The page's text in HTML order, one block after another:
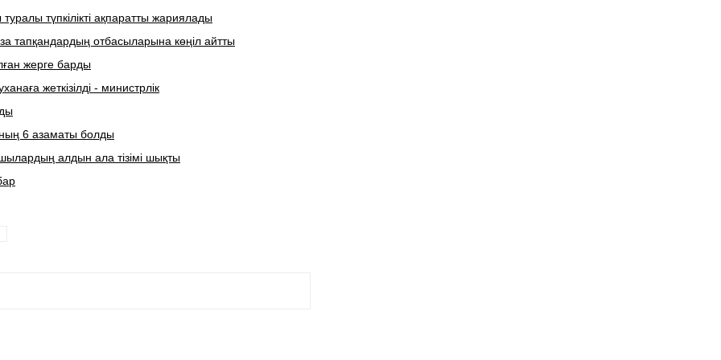
түпкілікті ақпаратты жариялады
тапқандардың отбасыларына көңіл айтты
жерге барды
жеткізілді - министрлік
6 азаматы болды
алдын ала тізімі шықты